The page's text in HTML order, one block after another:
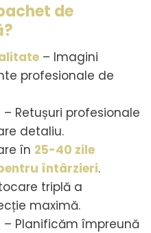
de
– Imagini
profesionale de
– Retușuri profesionale
detaliu.
în 25-40 zile
întârzieri.
triplă a
maximă.
– Planificăm împreună